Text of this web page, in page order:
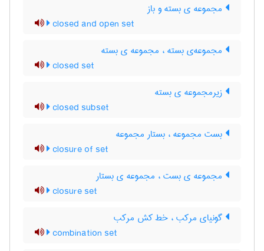
مجموعه ی بسته و باز
closed and open set
مجموعه‌ی بسته ، مجموعه ی بسته
closed set
زیرمجموعه ی بسته
closed subset
بست مجموعه ، بستار مجموعه
closure of set
مجموعه ی بست ، مجموعه ی بستار
closure set
گونیای مرکب ، خط کش مرکب
combination set